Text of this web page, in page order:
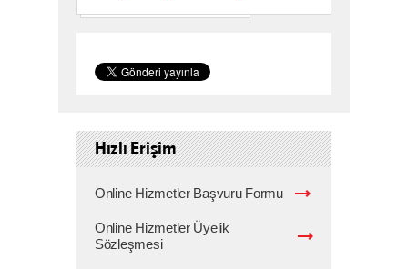
Hızlı Erişim
Online Hizmetler Başvuru Formu
Online Hizmetler Üyelik
Sözleşmesi